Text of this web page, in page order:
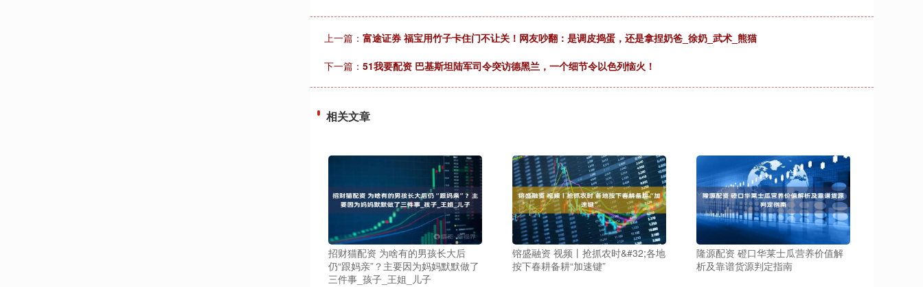
上一篇： 富途证券 福宝用竹子卡住门不让关！网友吵翻：是调皮捣蛋，还是拿捏奶爸_徐奶_武术_熊猫
下一篇： 51我要配资 巴基斯坦陆军司令突访德黑兰，一个细节令以色列恼火！
相关文章
招财猫配资 为啥有的男孩长大后
仍“跟妈亲”？主要因为妈妈默默做了
三件事_孩子_王姐_儿子
镕盛融资 视频丨抢抓农时&#32;各地
按下春耕备耕“加速键”
隆源配资 磴口华莱士瓜营养价值解
析及靠谱货源判定指南